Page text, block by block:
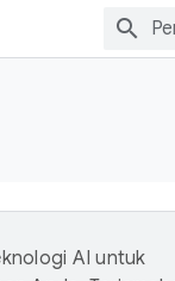
AI untuk